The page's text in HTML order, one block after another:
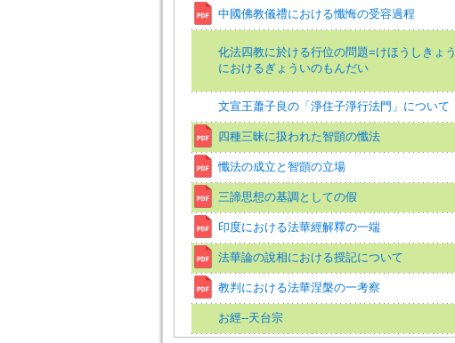
中國佛教儀禮における懺悔の受容過程
化法四教に於ける行位の問題=けほうしきょう
におけるぎょういのもんだい
文宣王蕭子良の「淨住子淨行法門」について
四種三昧に扱われた智顗の懺法
懺法の成立と智顗の立場
三諦思想の基調としての假
印度における法華經解釋の一端
法華論の說相における授記について
教判における法華涅槃の一考察
お經--天台宗